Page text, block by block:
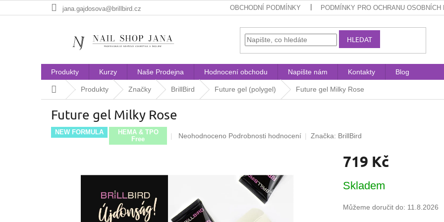
na
jana.gajdosova@brillbird.cz OBCHODNÍ PODMÍNKY PODMÍNKY PRO OCHRANU OSOBNÍCH
HLEDAT
Produkty Kurzy Naše Prodejna Hodnocení obchodu Napište nám Kontakty Blog
Domů Produkty Značky BrillBird Future gel (polygel) Future gel Milky Rose
Future gel Milky Rose
NEW FORMULA
HEMA & TPO
Free
Průměrné
hvězdiček.
Neohodnoceno Podrobnosti hodnocení Značka: BrillBird
719 Kč
cena:
Skladem
Můžeme doručit do: 11.8.2026